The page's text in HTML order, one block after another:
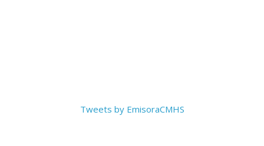
Tweets by EmisoraCMHS